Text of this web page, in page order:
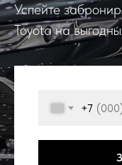
Успейте
Toyota на
+7